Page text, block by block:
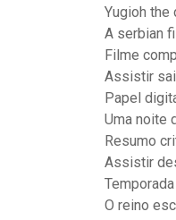
Yugioh the
A serbian
Filme
Assistir
Papel
Uma noite
Resumo
Assistir
O reino